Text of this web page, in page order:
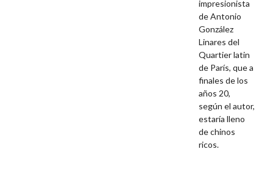
impresionista
de Antonio
González
Linares del
Quartier latin
de París, que a
finales de los
años 20,
según el autor,
estaría lleno
de chinos
ricos.